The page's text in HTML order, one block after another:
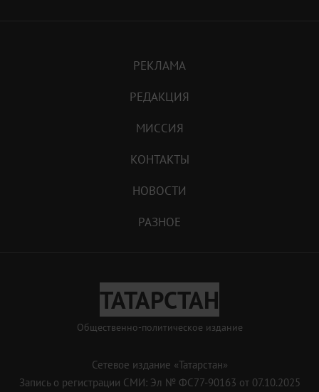
РЕКЛАМА
РЕДАКЦИЯ
МИССИЯ
КОНТАКТЫ
НОВОСТИ
РАЗНОЕ
ТАТАРСТАН
Общественно-политическое издание
Сетевое издание «Татарстан»
Запись о регистрации СМИ: Эл № ФС77-90163 от 07.10.2025